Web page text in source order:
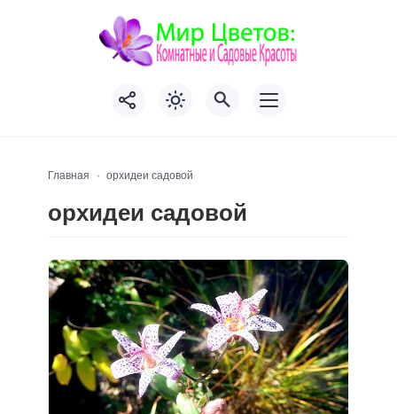
Главная орхидеи садовой
орхидеи садовой